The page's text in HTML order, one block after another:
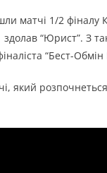
матчі 1/2 фіналу
“Юрист”. З
“Бест-Обмін
розпочнеться